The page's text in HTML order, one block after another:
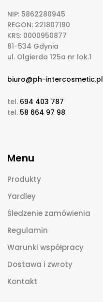
NIP: 5862280945
REGON: 221807190
KRS: 0000950877
81-534 Gdynia
ul. Olgierda 125a nr lok.1
biuro@ph-intercosmetic.pl
tel. 694 403 787
tel. 58 664 97 98
Menu
Produkty
Yardley
Śledzenie zamówienia
Regulamin
Warunki współpracy
Dostawa i zwroty
Kontakt